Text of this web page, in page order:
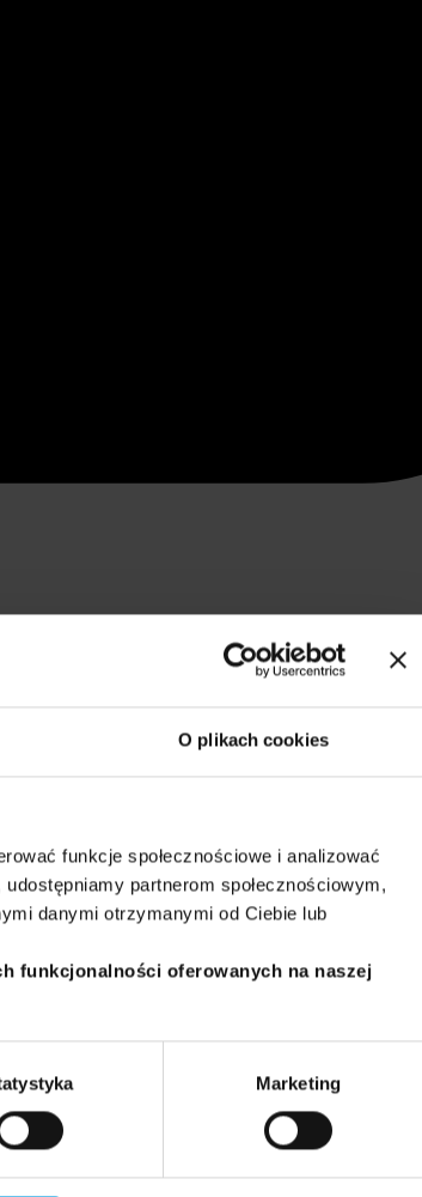
O plikach cookies
funkcje społecznościowe i analizować
partnerom społecznościowym,
danymi otrzymanymi od Ciebie lub
funkcjonalności oferowanych na naszej
Marketing